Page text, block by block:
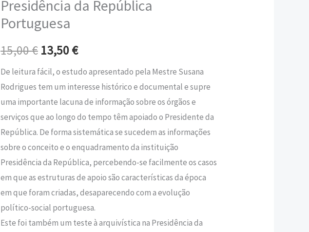
Presidência da República
Portuguesa
15,00€
era:
15,00 €.
13,50€
é:
De leitura fácil, o estudo apresentado pela Mestre Susana
Rodrigues tem um interesse histórico e documental e supre
uma importante lacuna de informação sobre os órgãos e
serviços que ao longo do tempo têm apoiado o Presidente da
República. De forma sistemática se sucedem as informações
sobre o conceito e o enquadramento da instituição
Presidência da República, percebendo-se facilmente os casos
em que as estruturas de apoio são características da época
em que foram criadas, desaparecendo com a evolução
político-social portuguesa.
Este foi também um teste à arquivística na Presidência da
Informação
Presidência
República
Portuguesa